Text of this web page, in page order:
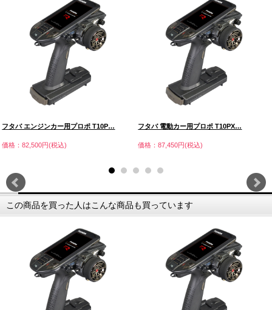
フタバ エンジンカー用プロポ T10P…
価格：82,500円(税込)
フタバ 電動カー用プロポ T10PX…
価格：87,450円(税込)
この商品を買った人はこんな商品も買っています